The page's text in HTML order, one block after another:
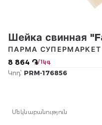
Шейка свинная
8 864 ֏/ 1կգ
ПАРМА СУПЕРМАРКЕТ
Կոդ՝ PRM-176856
Մեկնաբանություն